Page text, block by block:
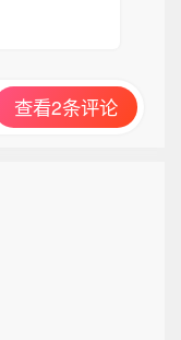
查看2条评论